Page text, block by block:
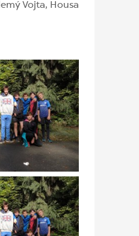
Vojta, Housa